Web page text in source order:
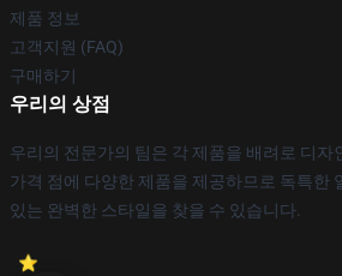
제품 정보
고객지원 (FAQ)
구매하기
우리의 상점
우리의 전문가의 팀은 각 제품을 배려로 디자
가격 점에 다양한 제품을 제공하므로 독특한
있는 완벽한 스타일을 찾을 수 있습니다.